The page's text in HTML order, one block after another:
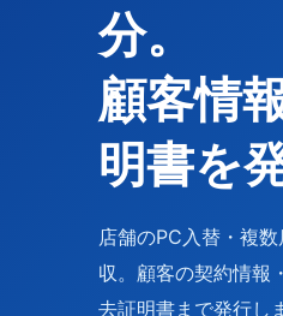
分。
顧客情
明書を
店舗のPC入替・複
収。顧客の契約情報
去証明書まで発行し